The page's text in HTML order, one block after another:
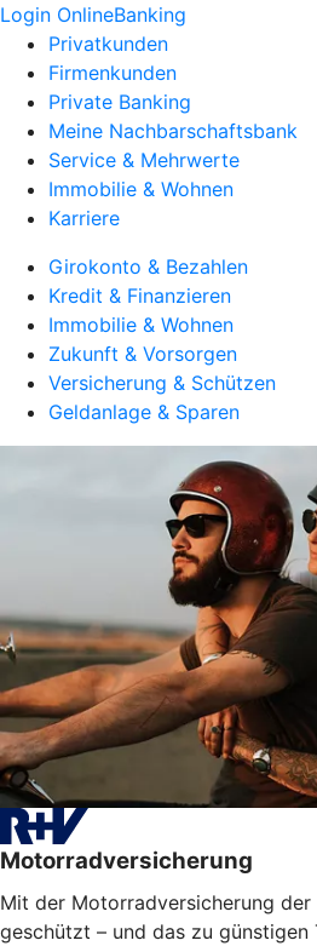
Login OnlineBanking
Privatkunden
Firmenkunden
Private Banking
Meine Nachbarschaftsbank
Service & Mehrwerte
Immobilie & Wohnen
Karriere
Girokonto & Bezahlen
Kredit & Finanzieren
Immobilie & Wohnen
Zukunft & Vorsorgen
Versicherung & Schützen
Geldanlage & Sparen
Motorradversicherung
Mit der Motorradversicherung der
geschützt – und das zu günstigen